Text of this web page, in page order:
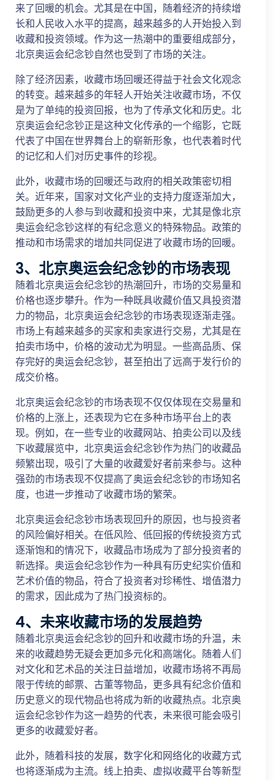
来了回暖的机会。尤其是在中国，随着经济的持续增
长和人民收入水平的提高，越来越多的人开始投入到
收藏和投资领域。作为这一热潮中的重要组成部分，
北京奥运会纪念钞自然也受到了市场的关注。
除了经济因素，收藏市场回暖还得益于社会文化观念
的转变。越来越多的年轻人开始关注收藏市场，不仅
是为了单纯的投资回报，也为了传承文化和历史。北
京奥运会纪念钞正是这种文化传承的一个缩影，它既
代表了中国在世界舞台上的崭新形象，也代表着时代
的记忆和人们对历史事件的珍视。
此外，收藏市场的回暖还与政府的相关政策密切相
关。近年来，国家对文化产业的支持力度逐渐加大，
鼓励更多的人参与到收藏和投资中来，尤其是像北京
奥运会纪念钞这样的有纪念意义的特殊物品。政策的
推动和市场需求的增加共同促进了收藏市场的回暖。
3、北京奥运会纪念钞的市场表现
随着北京奥运会纪念钞的热潮回升，市场的交易量和
价格也逐步攀升。作为一种既具收藏价值又具投资潜
力的物品，北京奥运会纪念钞的市场表现逐渐走强。
市场上有越来越多的买家和卖家进行交易，尤其是在
拍卖市场中，价格的波动尤为明显。一些高品质、保
存完好的奥运会纪念钞，甚至拍出了远高于发行价的
成交价格。
北京奥运会纪念钞的市场表现不仅仅体现在交易量和
价格的上涨上，还表现为它在多种市场平台上的表
现。例如，在一些专业的收藏网站、拍卖公司以及线
下收藏展览中，北京奥运会纪念钞作为热门的收藏品
频繁出现，吸引了大量的收藏爱好者前来参与。这种
强劲的市场表现不仅提高了奥运会纪念钞的市场知名
度，也进一步推动了收藏市场的繁荣。
北京奥运会纪念钞市场表现回升的原因，也与投资者
的风险偏好相关。在低风险、低回报的传统投资方式
逐渐饱和的情况下，收藏品市场成为了部分投资者的
新选择。奥运会纪念钞作为一种具有历史纪实价值和
艺术价值的物品，符合了投资者对珍稀性、增值潜力
的需求，因此成为了热门投资标的。
4、未来收藏市场的发展趋势
随着北京奥运会纪念钞的回升和收藏市场的升温，未
来的收藏趋势无疑会更加多元化和高端化。随着人们
对文化和艺术品的关注日益增加，收藏市场将不再局
限于传统的邮票、古董等物品，更多具有纪念价值和
历史意义的现代物品也将成为新的收藏热点。北京奥
运会纪念钞作为这一趋势的代表，未来很可能会吸引
更多的收藏爱好者。
此外，随着科技的发展，数字化和网络化的收藏方式
也将逐渐成为主流。线上拍卖、虚拟收藏平台等新型